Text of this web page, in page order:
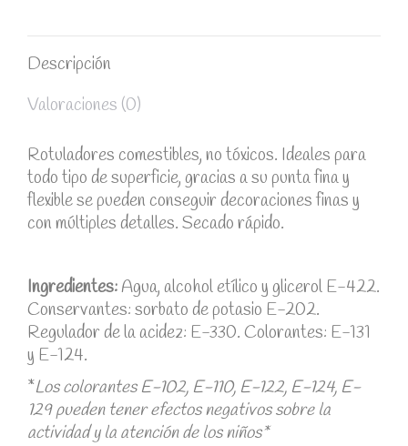
Descripción
Valoraciones (0)
Rotuladores comestibles, no tóxicos. Ideales para
todo tipo de superficie, gracias a su punta fina y
flexible se pueden conseguir decoraciones finas y
con múltiples detalles. Secado rápido.
Ingredientes:Agua, alcohol etílico y glicerol E-422.
Conservantes: sorbato de potasio E-202.
Regulador de la acidez: E-330. Colorantes: E-131
y E-124.
*Los colorantes E-102, E-110, E-122, E-124, E-
129 pueden tener efectos negativos sobre la
actividad y la atención de los niños*